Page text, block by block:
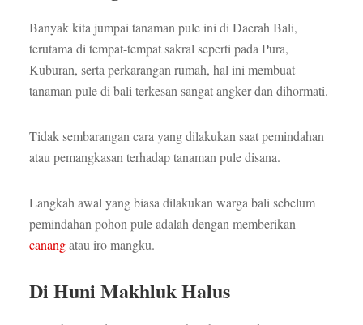
Banyak kita jumpai tanaman pule ini di Daerah Bali,
terutama di tempat-tempat sakral seperti pada Pura,
Kuburan, serta perkarangan rumah, hal ini membuat
tanaman pule di bali terkesan sangat angker dan dihormati.
Tidak sembarangan cara yang dilakukan saat pemindahan
atau pemangkasan terhadap tanaman pule disana.
Langkah awal yang biasa dilakukan warga bali sebelum
pemindahan pohon pule adalah dengan memberikan
canangatau iro mangku.
Di Huni Makhluk Halus